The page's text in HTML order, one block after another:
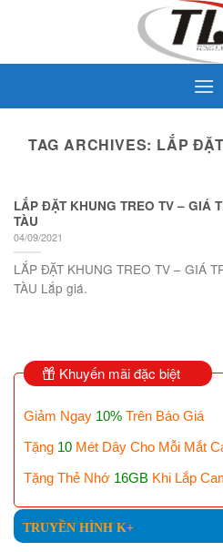
TAG ARCHIVES: LẮP
LẮP ĐẶT KHUNG TREO TV – GIÁ
TÀU
04/09/2021
LẮP ĐẶT KHUNG TREO TV – GIÁ
TÀU Lắp giá.
Khuyến mãi đặc biệt
Giảm Ngay 10% Trên Báo Giá
Tặng 10 Mét Dây Cho Mỗi Mắt
Tặng Thẻ Nhớ 16GB Khi Lắp
TRUYỀN HÌNH K+